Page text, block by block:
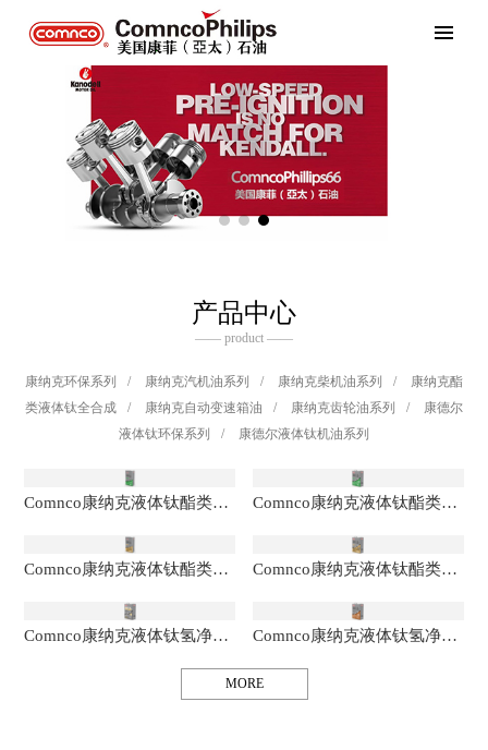
产品中心
—— product ——
康纳克环保系列 / 康纳克汽机油系列 / 康纳克柴机油系列 /
康纳克酯
类液体钛全合成
/ 康纳克自动变速箱油 / 康纳克齿轮油系列 /
康德尔
液体钛环保系列
/ 康德尔液体钛机油系列
Comnco康纳克液体钛酯类全合成润滑油 Comnco康纳克液体钛酯类全合成润滑油
Comnco康纳克液体钛酯类全合成润滑油 Comnco康纳克液体钛酯类全合成润滑油
Comnco康纳克液体钛氢净全合成润滑油 Comnco康纳克液体钛氢净全合成润滑油
MORE